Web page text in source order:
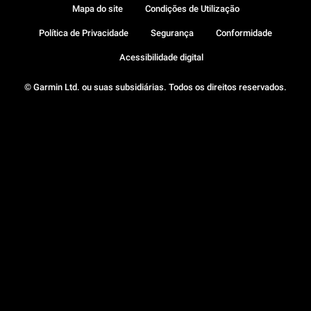
© Garmin Ltd. ou suas subsidiárias. Todos os direitos reservados.
Mapa do site Condições de Utilização
Política de Privacidade Segurança Conformidade
Acessibilidade digital